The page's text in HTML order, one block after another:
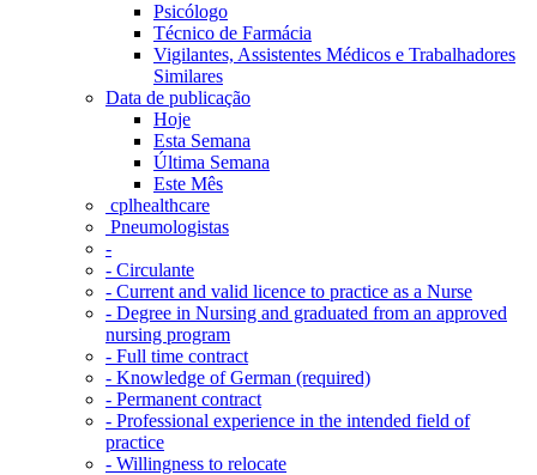
Psicólogo
Técnico de Farmácia
Vigilantes, Assistentes Médicos e Trabalhadores
Similares
Data de publicação
Hoje
Esta Semana
Última Semana
Este Mês
‎ cplhealthcare‬
Pneumologistas
-
- Circulante
- Current and valid licence to practice as a Nurse
- Degree in Nursing and graduated from an approved
nursing program
- Full time contract
- Knowledge of German (required)
- Permanent contract
- Professional experience in the intended field of
practice
- Willingness to relocate